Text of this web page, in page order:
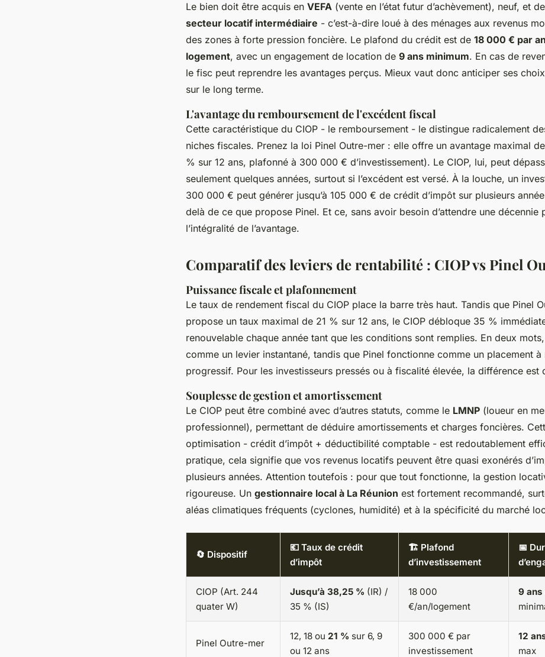
Le bien doit être acquis en VEFA (vente en l’état futur d’achèvement), neuf, et
secteur locatif intermédiaire - c’est-à-dire loué à des ménages aux revenus
des zones à forte pression foncière. Le plafond du crédit est de 18 000 € par
logement, avec un engagement de location de 9 ans minimum. En cas de
le fisc peut reprendre les avantages perçus. Mieux vaut donc anticiper ses
sur le long terme.
L'avantage du remboursement de l'excédent fiscal
Cette caractéristique du CIOP - le remboursement - le distingue radicalement
niches fiscales. Prenez la loi Pinel Outre-mer : elle offre un avantage maximal de
% sur 12 ans, plafonné à 300 000 € d’investissement). Le CIOP, lui, peut
seulement quelques années, surtout si l’excédent est versé. À la louche, un
300 000 € peut générer jusqu’à 105 000 € de crédit d’impôt sur plusieurs
delà de ce que propose Pinel. Et ce, sans avoir besoin d’attendre une décennie
l’intégralité de l’avantage.
Comparatif des leviers de rentabilité : CIOP vs Pinel
Puissance fiscale et plafonnement
Le taux de rendement fiscal du CIOP place la barre très haut. Tandis que Pinel
propose un taux maximal de 21 % sur 12 ans, le CIOP débloque 35 %
renouvelable chaque année tant que les conditions sont remplies. En deux
comme un levier instantané, tandis que Pinel fonctionne comme un placement à
progressif. Pour les investisseurs pressés ou à fiscalité élevée, la différence est
Souplesse de gestion et amortissement
Le CIOP peut être combiné avec d’autres statuts, comme le LMNP (loueur en
professionnel), permettant de déduire amortissements et charges foncières.
optimisation - crédit d’impôt + déductibilité comptable - est redoutablement
pratique, cela signifie que vos revenus locatifs peuvent être quasi exonérés
plusieurs années. Attention toutefois : pour que tout fonctionne, la gestion
rigoureuse. Un gestionnaire local à La Réunion est fortement recommandé,
aléas climatiques fréquents (cyclones, humidité) et à la spécificité du marché
🔄 Dispositif
💶 Taux de crédit
d’impôt
🏗️ Plafond
d’investissement
📅
CIOP (Art. 244
quater W)
Jusqu’à 38,25 % (IR) /
35 % (IS)
18 000
€/an/logement
9 ans
Pinel Outre-mer
12, 18 ou 21 % sur 6, 9
ou 12 ans
300 000 € par
investissement
12
max